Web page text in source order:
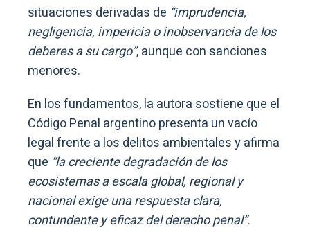
situaciones derivadas de “imprudencia,
negligencia, impericia o inobservancia de los
deberes a su cargo”, aunque con sanciones
menores.
En los fundamentos, la autora sostiene que el
Código Penal argentino presenta un vacío
legal frente a los delitos ambientales y afirma
que “la creciente degradación de los
ecosistemas a escala global, regional y
nacional exige una respuesta clara,
contundente y eficaz del derecho penal”.